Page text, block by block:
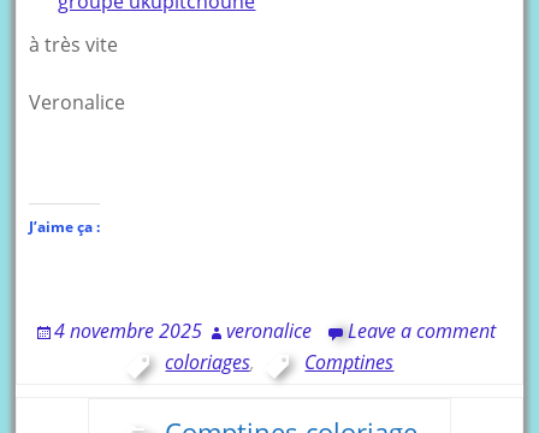
à très vite
Veronalice
J’aime ça :
4 novembre 2025 veronalice
Leave a comment
coloriages, Comptines